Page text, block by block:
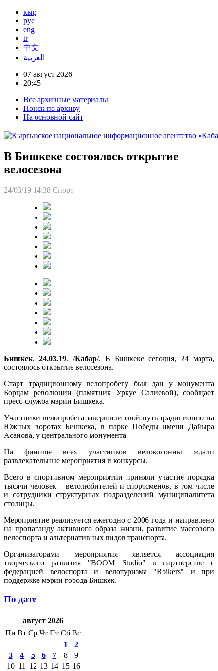
кыр
рус
eng
tr
中文
العربية
07 август 2026
20:45
Все архивные материалы
Поиск по архиву
На основной сайт
В Бишкеке состоялось открытие
велосезона
24/03/19 14:38 Спорт
Бишкек,24.03.19. /Кабар/. В Бишкеке сегодня, 24 марта,
состоялось открытие велосезона.
Старт традиционному велопробегу был дан у монумента
Борцам революции (памятник Уркуе Салиевой), сообщает
пресс-служба мэрии Бишкека.
Участники велопробега завершили свой путь традиционно на
Южных воротах Бишкека, в парке Победы имени Дайыра
Асанова, у центрального монумента.
На финише всех участников велоколонны ждали
развлекательные мероприятия и конкурсы.
Всего в спортивном мероприятии приняли участие порядка
тысячи человек – велолюбителей и спортсменов, в том числе
и сотрудники структурных подразделений муниципалитета
столицы.
Мероприятие реализуется ежегодно с 2006 года и направлено
на пропаганду активного образа жизни, развитие массового
велоспорта и альтернативных видов транспорта.
Организаторами мероприятия является ассоциация
творческого развития "BOOM Studio" в партнерстве с
федерацией велоспорта и велотуризма "Rbikers" и при
поддержке мэрии города Бишкек.
По дате
август 2026
Пн Вт Ср Чт Пт Сб Вс
1
2
3
4 5 6 7 8
9
10 11 12 13 14 15 16